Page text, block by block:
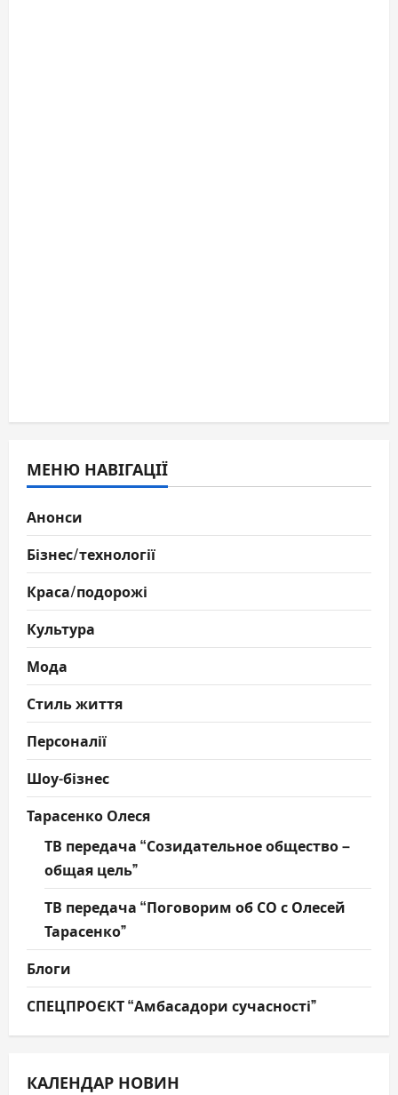
МЕНЮ НАВІГАЦІЇ
Анонси
Бізнес/технології
Краса/подорожі
Культура
Мода
Стиль життя
Персоналії
Шоу-бізнес
Тарасенко Олеся
ТВ передача “Созидательное общество –
общая цель”
ТВ передача “Поговорим об СО с Олесей
Тарасенко”
Блоги
СПЕЦПРОЄКТ “Амбасадори сучасності”
КАЛЕНДАР НОВИН